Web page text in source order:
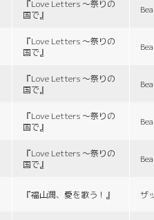
『Love Letters 〜祭りの
国で』
『Love Letters 〜祭りの
国で』
『Love Letters 〜祭りの
国で』
『Love Letters 〜祭りの
国で』
『Love Letters 〜祭りの
国で』
『福山潤、愛を歌う！』 ザ